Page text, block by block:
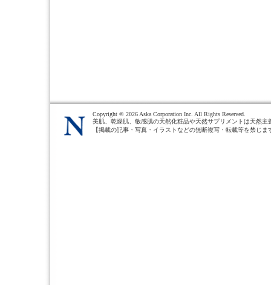
Copyright © 2026 Aska Corporation Inc. All Rights Reserved.
美肌、乾燥肌、敏感肌の天然化粧品や天然サプリメントは天然主
【掲載の記事・写真・イラストなどの無断複写・転載等を禁じま